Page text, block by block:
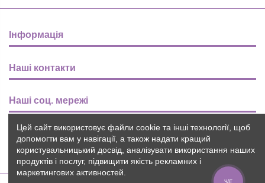
Інформація
Наші контакти
Наші соц. мережі
Розсилка
Цей сайт використовує файли cookie та інші технології, щоб
допомогти вам у навігації, а також надати кращий
користувальницький досвід, аналізувати використання наших
продуктів і послуг, підвищити якість рекламних і
маркетингових активностей.
ЧАТ